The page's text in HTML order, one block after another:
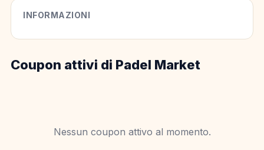
INFORMAZIONI
Coupon attivi di Padel Market
Nessun coupon attivo al momento.